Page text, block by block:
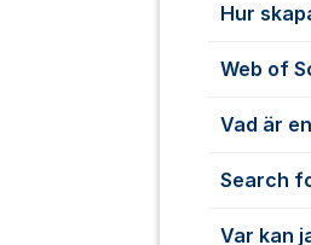
Hur
Web of
Vad är
Search
Var kan